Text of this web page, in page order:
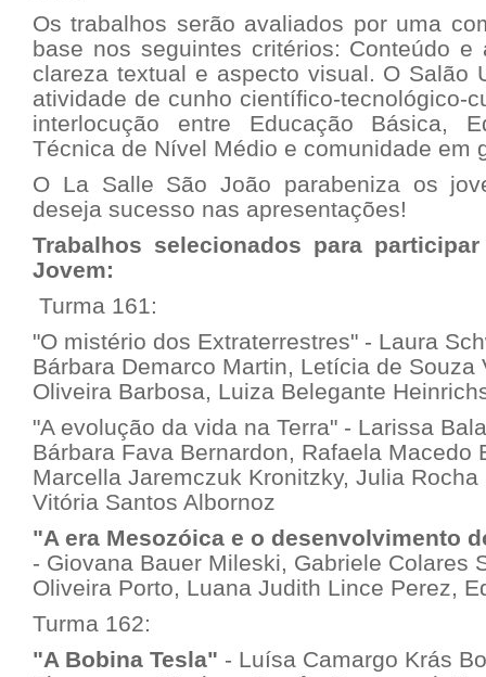
Os trabalhos serão avaliados por uma
base nos seguintes critérios: Conteúdo e
clareza textual e aspecto visual. O Salão
atividade de cunho científico-tecnológico-
interlocução entre Educação Básica,
Técnica de Nível Médio e comunidade em
O La Salle São João parabeniza os
deseja sucesso nas apresentações!
Trabalhos selecionados para
Jovem:
Turma 161:
"O mistério dos Extraterrestres" - Laura
Bárbara Demarco Martin, Letícia de Souza
Oliveira Barbosa, Luiza Belegante
"A evolução da vida na Terra" - Larissa
Bárbara Fava Bernardon, Rafaela Macedo
Marcella Jaremczuk Kronitzky, Julia Rocha
Vitória Santos Albornoz
"A era Mesozóica e o desenvolvimento
- Giovana Bauer Mileski, Gabriele Colares
Oliveira Porto, Luana Judith Lince Perez,
Turma 162:
"A Bobina Tesla" - Luísa Camargo Krás